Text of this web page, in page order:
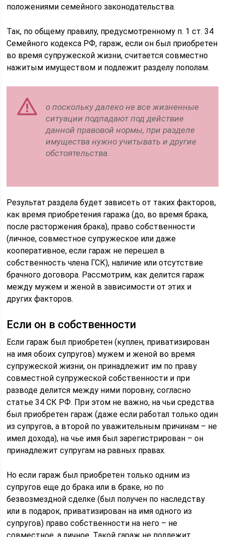
положениями семейного законодательства.
Так, по общему правилу, предусмотренному п. 1 ст. 34
Семейного кодекса РФ, гараж, если он был приобретен
во время супружеской жизни, считается совместно
нажитым имуществом и подлежит разделу пополам.
о поскольку далеко не все жизненные
ситуации подпадают под действие
данной правовой нормы, при разделе
имущества нужно учитывать и другие
обстоятельства.
Результат раздела будет зависеть от таких факторов,
как время приобретения гаража (до, во время брака,
после расторжения брака), право собственности
(личное, совместное супружеское или даже
кооперативное, если гараж не перешел в
собственность члена ГСК), наличие или отсутствие
брачного договора. Рассмотрим, как делится гараж
между мужем и женой в зависимости от этих и
других факторов.
Если он в собственности
Если гараж был приобретен (куплен, приватизирован
на имя обоих супругов) мужем и женой во время
супружеской жизни, он принадлежит им по праву
совместной супружеской собственности и при
разводе делится между ними поровну, согласно
статье 34 СК РФ. При этом не важно, на чьи средства
был приобретен гараж (даже если работал только один
из супругов, а второй по уважительным причинам – не
имел дохода), на чье имя был зарегистрирован – он
принадлежит супругам на равных правах.
Но если гараж был приобретен только одним из
супругов еще до брака или в браке, но по
безвозмездной сделке (был получен по наследству
или в подарок, приватизирован на имя одного из
супругов) право собственности на него – не